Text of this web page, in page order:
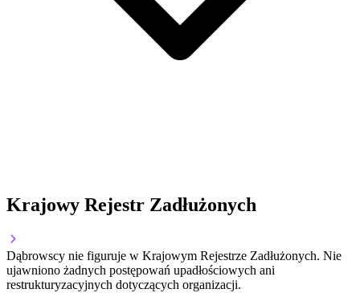
Krajowy Rejestr Zadłużonych
Dąbrowscy nie figuruje w Krajowym Rejestrze Zadłużonych. Nie
ujawniono żadnych postępowań upadłościowych ani
restrukturyzacyjnych dotyczących organizacji.